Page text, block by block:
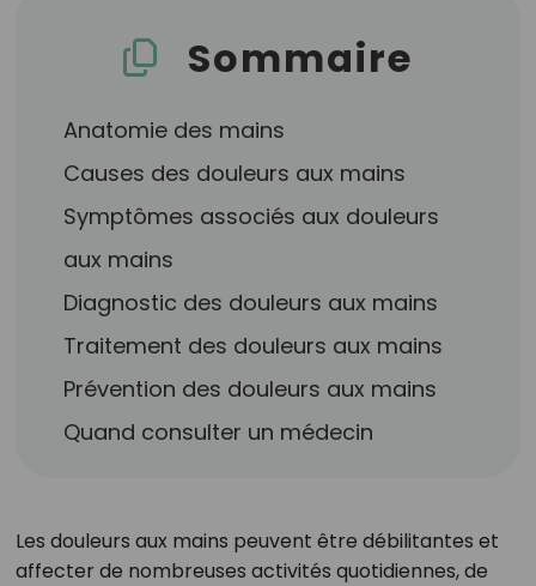
Sommaire
Anatomie des mains
Causes des douleurs aux mains
Symptômes associés aux douleurs
aux mains
Diagnostic des douleurs aux mains
Traitement des douleurs aux mains
Prévention des douleurs aux mains
Quand consulter un médecin
Les douleurs aux mains peuvent être débilitantes et
affecter de nombreuses activités quotidiennes, de